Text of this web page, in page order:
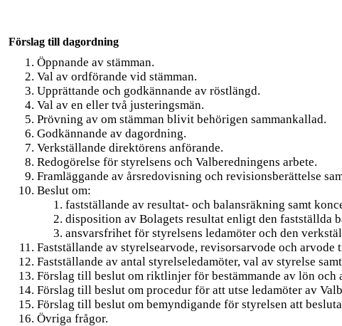
Förslag till dagordning
Öppnande av stämman.
Val av ordförande vid stämman.
Upprättande och godkännande av röstlängd.
Val av en eller två justeringsmän.
Prövning av om stämman blivit behörigen sammankallad.
Godkännande av dagordning.
Verkställande direktörens anförande.
Redogörelse för styrelsens och Valberedningens arbete.
Framläggande av årsredovisning och revisionsberättelse
Beslut om:
fastställande av resultat- och balansräkning samt
disposition av Bolagets resultat enligt den fastställda
ansvarsfrihet för styrelsens ledamöter och den
Fastställande av styrelsearvode, revisorsarvode och arvode
Fastställande av antal styrelseledamöter, val av styrelse
Förslag till beslut om riktlinjer för bestämmande av lön
Förslag till beslut om procedur för att utse ledamöter av
Förslag till beslut om bemyndigande för styrelsen att
Övriga frågor.